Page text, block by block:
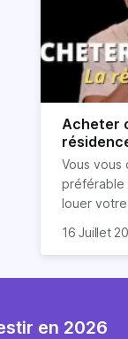
Acheter
règle
révélée
Vous vous
préférable
louer
expert en
règle
l'argent
principale
16 Juillet
en 2026